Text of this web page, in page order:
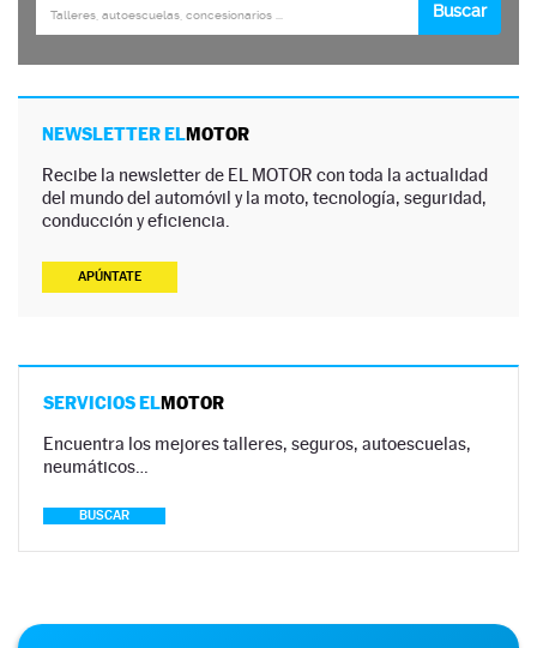
NEWSLETTER ELMOTOR
Recibe la newsletter de EL MOTOR con toda la actualidad
del mundo del automóvil y la moto, tecnología, seguridad,
conducción y eficiencia.
APÚNTATE
SERVICIOS ELMOTOR
Encuentra los mejores talleres, seguros, autoescuelas,
neumáticos…
BUSCAR